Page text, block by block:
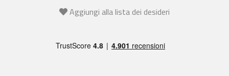
Aggiungi alla lista dei desideri